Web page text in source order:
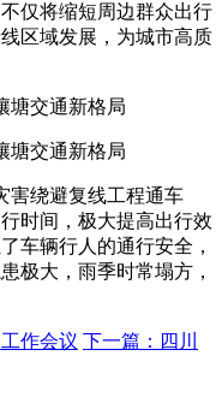
仅将缩短周边群众出行
区域发展，为城市高质
绕避复线工程通车
时间，极大提高出行效
车辆行人的通行安全，
极大，雨季时常塌方，
作会议 下一篇：四川